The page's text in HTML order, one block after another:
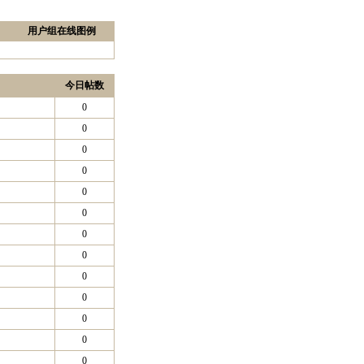
用户组在线图例
今日帖数
0
0
0
0
0
0
0
0
0
0
0
0
0